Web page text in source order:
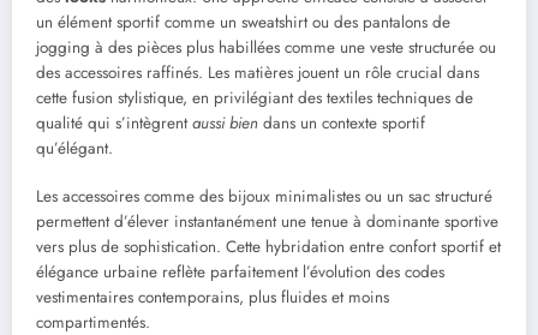
un élément sportif comme un sweatshirt ou des pantalons de
jogging à des pièces plus habillées comme une veste structurée ou
des accessoires raffinés. Les matières jouent un rôle crucial dans
cette fusion stylistique, en privilégiant des textiles techniques de
qualité qui s’intègrentaussi bien dans un contexte sportif
qu’élégant.
Les accessoires comme des bijoux minimalistes ou un sac structuré
permettent d’élever instantanément une tenue à dominante sportive
vers plus de sophistication. Cette hybridation entre confort sportif et
élégance urbaine reflète parfaitement l’évolution des codes
vestimentaires contemporains, plus fluides et moins
compartimentés.